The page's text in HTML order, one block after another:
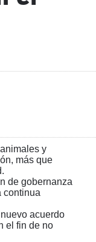
y
más que
de gobernanza
continua
acuerdo
el fin de no